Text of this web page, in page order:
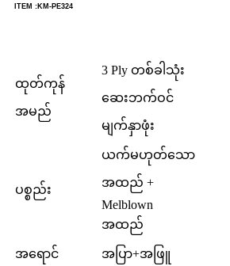
ITEM : KM-PE324
ထုတ်ကုန်
အမည်
3 Ply တစ်ခါသုံး
ဆေးဘက်ဝင်
မျက်နှာဖုံး
ပစ္စည်း
ယက်မဟုတ်သော
အထည် +
Melblown
အထည်
အရောင် အပြာ+အဖြူ